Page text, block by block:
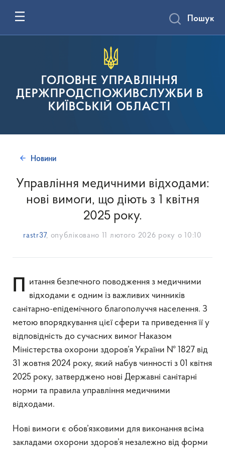
ГОЛОВНЕ УПРАВЛІННЯ
ДЕРЖПРОДСПОЖИВСЛУЖБИ В
КИЇВСЬКІЙ ОБЛАСТІ
Пошук
Новини
Управління медичними відходами:
нові вимоги, що діють з 1 квітня
2025 року.
rastr37, опубліковано 11 лютого 2026 року о 10:10
Питання безпечного поводження з медичними відходами є одним із важливих чинників
санітарно-епідемічного благополуччя населення. З
метою впорядкування цієї сфери та приведення її у
відповідність до сучасних вимог Наказом
Міністерства охорони здоров’я України № 1827 від
31 жовтня 2024 року, який набув чинності з 01 квітня
2025 року, затверджено нові Державні санітарні
норми та правила управління медичними
відходами.
Нові вимоги є обов’язковими для виконання всіма
закладами охорони здоров’я незалежно від форми